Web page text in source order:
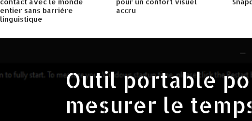
entier sans barrière
linguistique
accru
Outil portable
mesurer le